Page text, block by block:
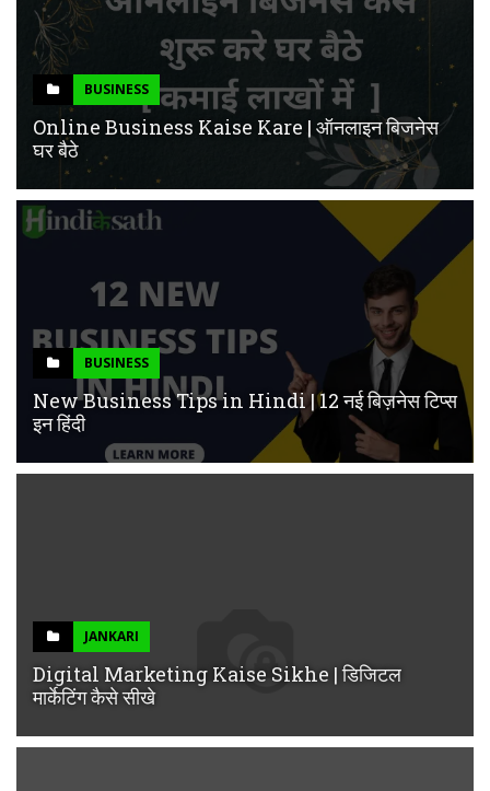
BUSINESS
Online Business Kaise Kare | ऑनलाइन बिजनेस
घर बैठे
BUSINESS
New Business Tips in Hindi | 12 नई बिज़नेस टिप्स
इन हिंदी
JANKARI
Digital Marketing Kaise Sikhe | डिजिटल
मार्केटिंग कैसे सीखे